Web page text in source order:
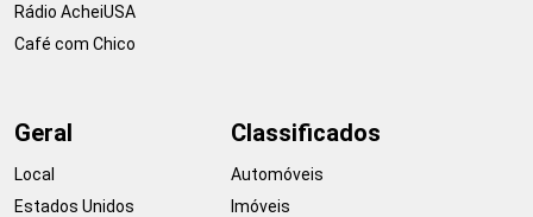
Rádio AcheiUSA
Café com Chico
Geral
Local
Estados Unidos
Classificados
Automóveis
Imóveis